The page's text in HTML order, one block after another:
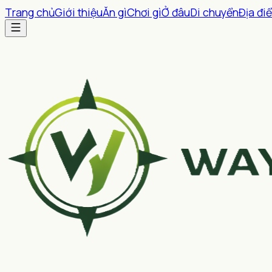
Trang chủGiới thiệuĂn gìChơi gìỞ đâuDi chuyểnĐịa